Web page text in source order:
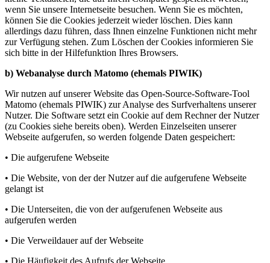
wenn Sie unsere Internetseite besuchen. Wenn Sie es möchten,
können Sie die Cookies jederzeit wieder löschen. Dies kann
allerdings dazu führen, dass Ihnen einzelne Funktionen nicht mehr
zur Verfügung stehen. Zum Löschen der Cookies informieren Sie
sich bitte in der Hilfefunktion Ihres Browsers.
b) Webanalyse durch Matomo (ehemals PIWIK)
Wir nutzen auf unserer Website das Open-Source-Software-Tool
Matomo (ehemals PIWIK) zur Analyse des Surfverhaltens unserer
Nutzer. Die Software setzt ein Cookie auf dem Rechner der Nutzer
(zu Cookies siehe bereits oben). Werden Einzelseiten unserer
Webseite aufgerufen, so werden folgende Daten gespeichert:
• Die aufgerufene Webseite
• Die Website, von der der Nutzer auf die aufgerufene Webseite
gelangt ist
• Die Unterseiten, die von der aufgerufenen Webseite aus
aufgerufen werden
• Die Verweildauer auf der Webseite
• Die Häufigkeit des Aufrufs der Webseite